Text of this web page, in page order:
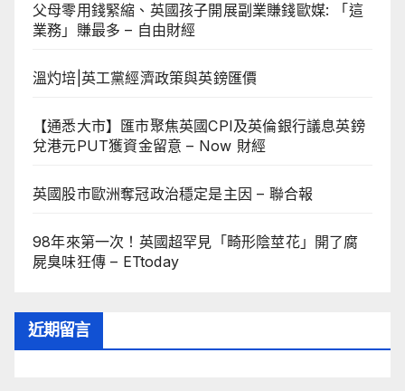
父母零用錢緊縮、英國孩子開展副業賺錢歐媒: 「這
業務」賺最多 – 自由財經
溫灼培|英工黨經濟政策與英鎊匯價
【通悉大市】匯市聚焦英國CPI及英倫銀行議息英鎊
兌港元PUT獲資金留意 – Now 財經
英國股市歐洲奪冠政治穩定是主因 – 聯合報
98年來第一次！英國超罕見「畸形陰莖花」開了腐
屍臭味狂傳 – ETtoday
近期留言